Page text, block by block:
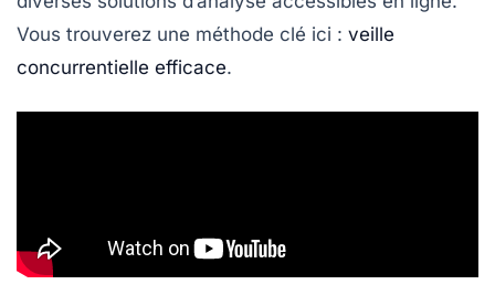
Vous trouverez une méthode clé ici : veille
concurrentielle efficace.